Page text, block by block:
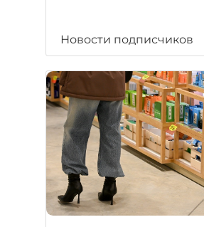
Новости подписчиков